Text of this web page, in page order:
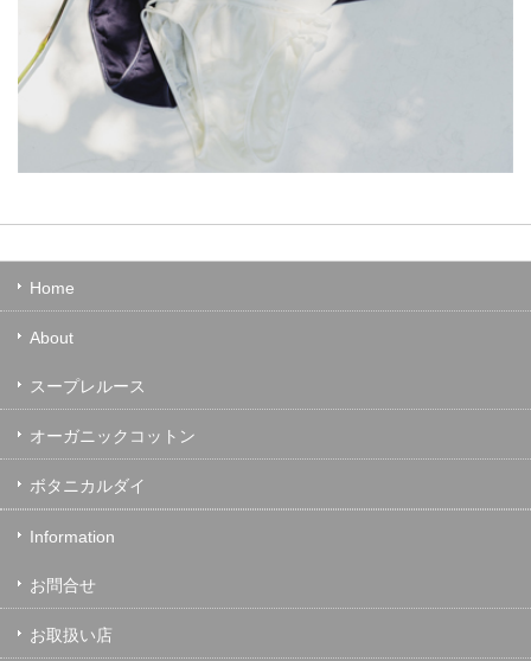
Home
About
スープレルース
オーガニックコットン
ボタニカルダイ
Information
お問合せ
お取扱い店